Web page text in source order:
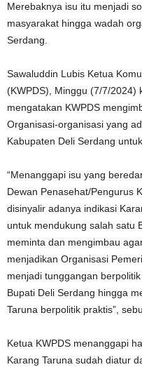
Merebaknya isu itu menjadi
masyarakat hingga wadah
Serdang.
Sawaluddin Lubis Ketua
(KWPDS), Minggu (7/7/2024)
mengatakan KWPDS
Organisasi-organisasi yang
Kabupaten Deli Serdang
“Menanggapi isu yang
Dewan Penasehat/Pengurus
disinyalir adanya indikasi
untuk mendukung salah satu
meminta dan mengimbau
menjadikan Organisasi
menjadi tunggangan
Bupati Deli Serdang hingga
Taruna berpolitik praktis”,
Ketua KWPDS menanggapi
Karang Taruna sudah diatur